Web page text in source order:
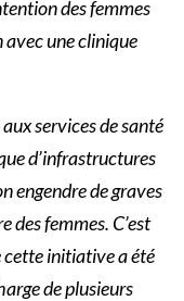
des femmes
une clinique
services de santé
d’infrastructures
engendre de graves
des femmes. C’est
cette initiative a été
de plusieurs